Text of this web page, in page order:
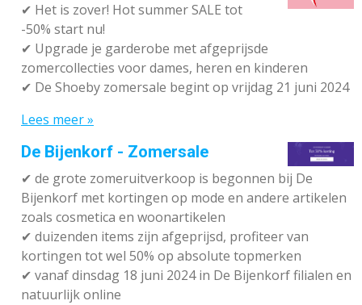
✔ Het is zover! Hot summer SALE tot
-50% start nu!
✔ Upgrade je garderobe met afgeprijsde
zomercollecties voor dames, heren en kinderen
✔ De Shoeby zomersale begint op vrijdag 21 juni 2024
Lees meer »
De Bijenkorf - Zomersale
✔ de grote zomeruitverkoop is begonnen bij De
Bijenkorf met kortingen op mode en andere artikelen
zoals cosmetica en woonartikelen
✔ duizenden items zijn afgeprijsd, profiteer van
kortingen tot wel 50% op absolute topmerken
✔ vanaf dinsdag 18 juni 2024 in De Bijenkorf filialen en
natuurlijk online